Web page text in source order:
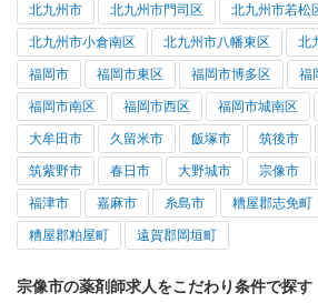
北九州市 北九州市門司区 北九州市若松
北九州市小倉南区 北九州市八幡東区 北
福岡市 福岡市東区 福岡市博多区 福
福岡市南区 福岡市西区 福岡市城南区
大牟田市 久留米市 飯塚市 筑後市
筑紫野市 春日市 大野城市 宗像市
福津市 嘉麻市 糸島市 糟屋郡志免町
糟屋郡粕屋町 遠賀郡岡垣町
宗像市の薬剤師求人をこだわり条件で探す